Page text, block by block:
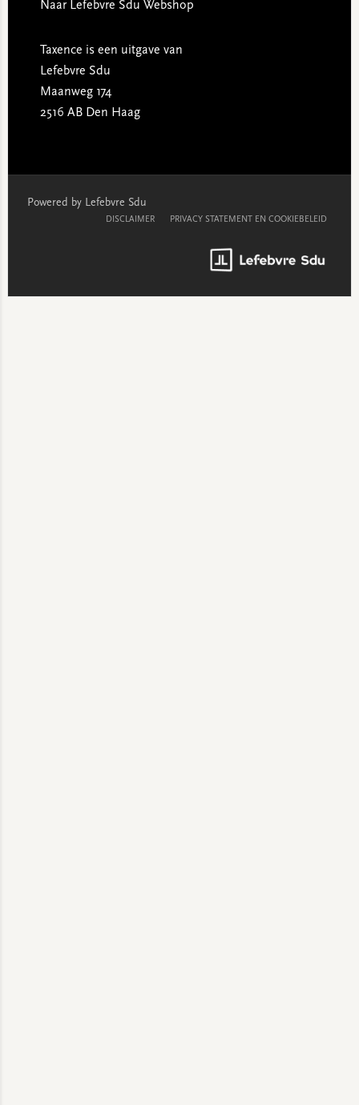
Naar Lefebvre Sdu Webshop
Taxence is een uitgave van
Lefebvre Sdu
Maanweg 174
2516 AB Den Haag
Powered by Lefebvre Sdu
DISCLAIMER PRIVACY STATEMENT EN COOKIEBELEID